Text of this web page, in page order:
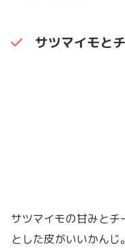
サツマイモと
サツマイモの甘みとチ
とした皮がいいかんじ。